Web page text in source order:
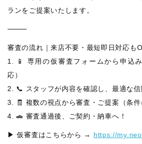
ランをご提案いたします。
⸻
審査の流れ｜来店不要・最短即日対応も
1. 📱 専用の仮審査フォームから申込
応）
2. 📞 スタッフが内容を確認し、最適な
3. 🧾 複数の視点から審査・ご提案（条件
4. 🚗 審査通過後、ご契約・納車へ！
▶ 仮審査はこちらから → https://